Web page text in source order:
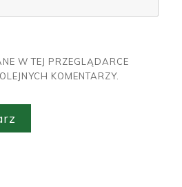
W TEJ PRZEGLĄDARCE
KOMENTARZY.